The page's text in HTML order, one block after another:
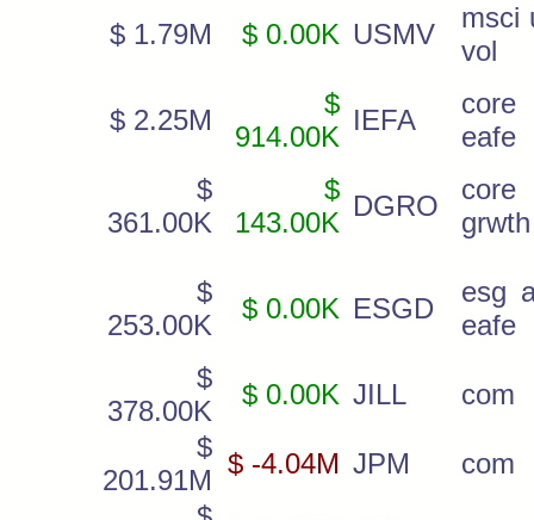
$ 1.79M $ 0.00K USMV
msci
vol
$ 2.25M
$
914.00K
IEFA
eafe
$
361.00K
$
143.00K
DGRO
grwth
$
253.00K
$ 0.00K ESGD
esg
eafe
$
378.00K
$ 0.00K JILL
com
$
201.91M
$ -4.04M JPM
com